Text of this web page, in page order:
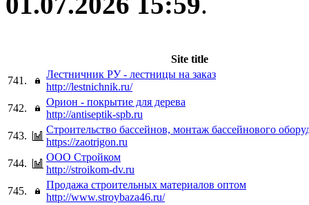
Site title
741.
Лестничник РУ - лестницы на заказ
http://lestnichnik.ru/
742.
Орион - покрытие для дерева
http://antiseptik-spb.ru
743.
Строительство бассейнов, монтаж бассейнового
https://zaotrigon.ru
744.
ООО Стройком
http://stroikom-dv.ru
745.
Продажа строительных материалов оптом
http://www.stroybaza46.ru/